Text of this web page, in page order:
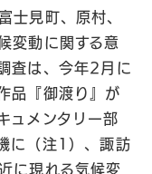
士見町、原村、
変動に関する意
査は、今年2月に
品『御渡り』が
ュメンタリー部
に（注1）、諏訪
に現れる気候変